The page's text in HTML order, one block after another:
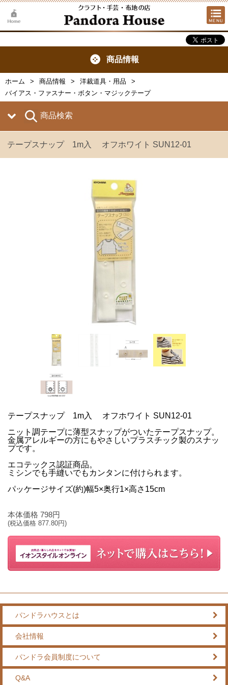
商品情報
ホーム 商品情報
洋裁道具・用品
バイアス・ファスナー・ボタン・マジックテープ
商品検索
テープスナップ 1m入 オフホワイト SUN12-01
テープスナップ 1m入 オフホワイト SUN12-01
ニット調テープに薄型スナップがついたテープスナップ。
金属アレルギーの方にもやさしいプラスチック製のスナッ
プです。
エコテックス認証商品。
ミシンでも手縫いでもカンタンに付けられます。
パッケージサイズ(約)幅5×奥行1×高さ15cm
本体価格 798円
(税込価格 877.80円)
パンドラハウスとは
会社情報
パンドラ会員制度について
Q&A